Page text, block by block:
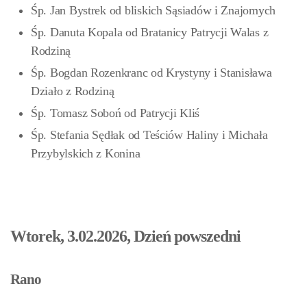
Śp. Jan Bystrek od bliskich Sąsiadów i Znajomych
Śp. Danuta Kopala od Bratanicy Patrycji Walas z
Rodziną
Śp. Bogdan Rozenkranc od Krystyny i Stanisława
Działo z Rodziną
Śp. Tomasz Soboń od Patrycji Kliś
Śp. Stefania Sędłak od Teściów Haliny i Michała
Przybylskich z Konina
Wtorek, 3.02.2026, Dzień powszedni
Rano